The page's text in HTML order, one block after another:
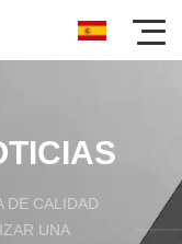
DE CALIDAD
UNA